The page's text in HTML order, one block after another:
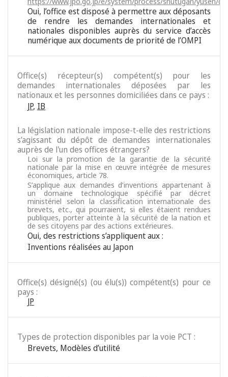
Oui, l’office est disposé à permettre aux déposants
de rendre les demandes internationales et
nationales disponibles auprès du service d’accès
numérique aux documents de priorité de l’OMPI
Office(s) récepteur(s) compétent(s) pour les
demandes internationales déposées par les
nationaux et les personnes domiciliées dans ce pays :
JP, IB
La législation nationale impose-t-elle des restrictions
s’agissant du dépôt de demandes internationales
auprès de l'un des offices étrangers?
Loi sur la promotion de la garantie de la sécurité
nationale par la mise en œuvre intégrée de mesures
économiques, article 78.
S’applique aux demandes d’inventions appartenant à
un domaine technologique spécifié par décret
ministériel selon la classification internationale des
brevets, etc., qui pourraient, si elles étaient rendues
publiques, porter atteinte à la sécurité de la nation et
de ses citoyens par des actions extérieures.
Oui, des restrictions s’appliquent aux :
Inventions réalisées au Japon
Office(s) désigné(s) (ou élu(s)) compétent(s) pour ce
pays :
JP
Types de protection disponibles par la voie PCT :
Brevets, Modèles d’utilité